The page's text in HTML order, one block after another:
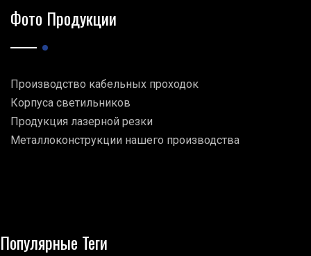
Фото Продукции
Производство кабельных проходок
Корпуса светильников
Продукция лазерной резки
Металлоконструкции нашего производства
Популярные Теги